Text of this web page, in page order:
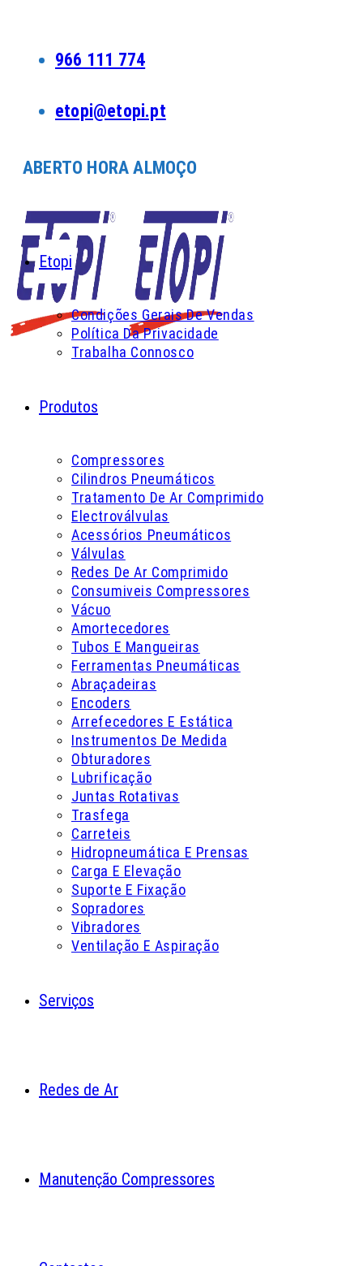
966 111 774
etopi@etopi.pt
ABERTO HORA ALMOÇO
Etopi
Condições Gerais De Vendas
Política Da Privacidade
Trabalha Connosco
Produtos
Compressores
Cilindros Pneumáticos
Tratamento De Ar Comprimido
Electroválvulas
Acessórios Pneumáticos
Válvulas
Redes De Ar Comprimido
Consumiveis Compressores
Vácuo
Amortecedores
Tubos E Mangueiras
Ferramentas Pneumáticas
Abraçadeiras
Encoders
Arrefecedores E Estática
Instrumentos De Medida
Obturadores
Lubrificação
Juntas Rotativas
Trasfega
Carreteis
Hidropneumática E Prensas
Carga E Elevação
Suporte E Fixação
Sopradores
Vibradores
Ventilação E Aspiração
Serviços
Redes de Ar
Manutenção Compressores